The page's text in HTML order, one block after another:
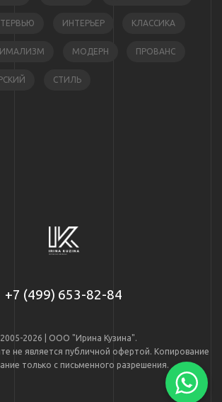
ИНТЕРЬЕР КЛАССИКА
МОДЕРН ПРОВАНС
СТИЛЬ
+7 (499) 653-82-84
2026 | ООО "Ирина Кузина".
не является публичной офертой. Копирование
только с письменного разрешения.